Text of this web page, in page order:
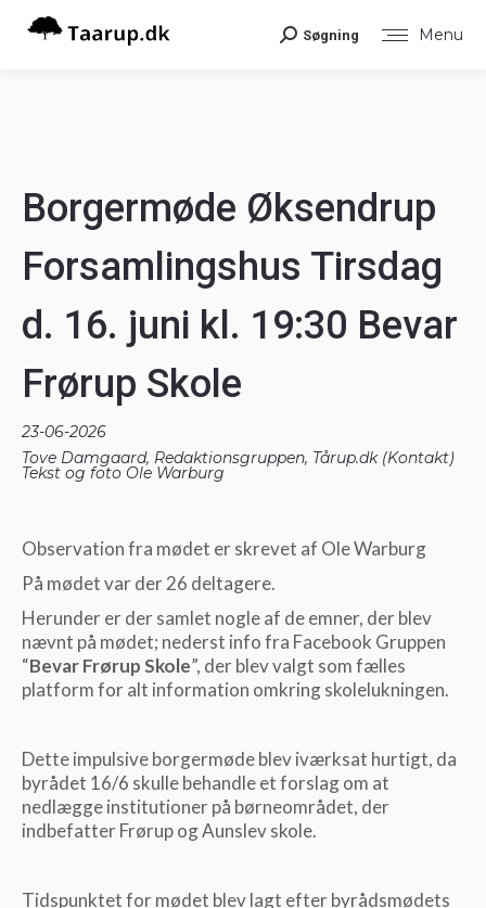
Menu
Search:
Søgning
Borgermøde Øksendrup
Forsamlingshus Tirsdag
d. 16. juni kl. 19:30 Bevar
Frørup Skole
23-06-2026
Tove Damgaard, Redaktionsgruppen, Tårup.dk (Kontakt)
Tekst og foto Ole Warburg
Observation fra mødet er skrevet af Ole Warburg
På mødet var der 26 deltagere.
Herunder er der samlet nogle af de emner, der blev
nævnt på mødet; nederst info fra Facebook Gruppen
“Bevar Frørup Skole”, der blev valgt som fælles
platform for alt information omkring skolelukningen.
Dette impulsive borgermøde blev iværksat hurtigt, da
byrådet 16/6 skulle behandle et forslag om at
nedlægge institutioner på børneområdet, der
indbefatter Frørup og Aunslev skole.
Tidspunktet for mødet blev lagt efter byrådsmødets